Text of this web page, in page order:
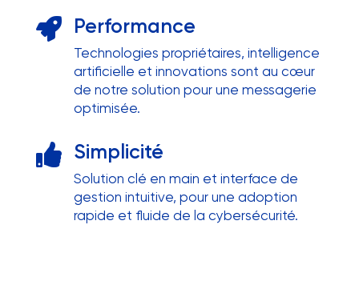
 Performance
Technologies propriétaires, intelligence
artificielle et innovations sont au cœur
de notre solution pour une messagerie
optimisée.
 Simplicité
Solution clé en main et interface de
gestion intuitive, pour une adoption
rapide et fluide de la cybersécurité.